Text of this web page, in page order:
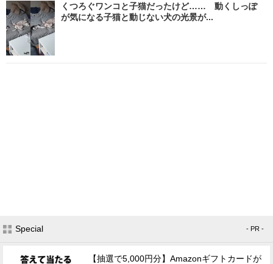
くつろぐワンコと子猫だったけど…… 動くしっぽ
が気になる子猫と動じない犬の光景が...
Special - PR -
【抽選で5,000円分】Amazonギフトカードが